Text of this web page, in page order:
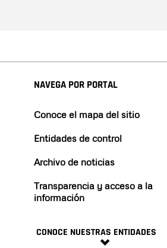
NAVEGA POR PORTAL
Conoce el mapa del sitio
Entidades de control
Archivo de noticias
Transparencia y acceso a la
información
CONOCE NUESTRAS ENTIDADES